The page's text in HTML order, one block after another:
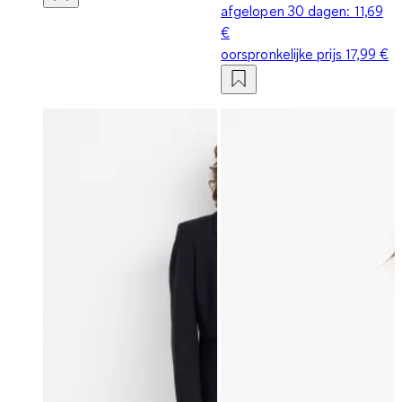
afgelopen 30 dagen: 11,69
€
oorspronkelijke prijs 17,99 €